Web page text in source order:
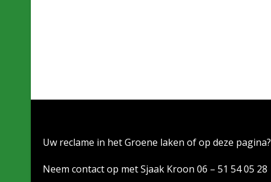
Uw reclame in het Groene laken of op deze pagina?
Neem contact op met Sjaak Kroon 06 – 51 54 05 28